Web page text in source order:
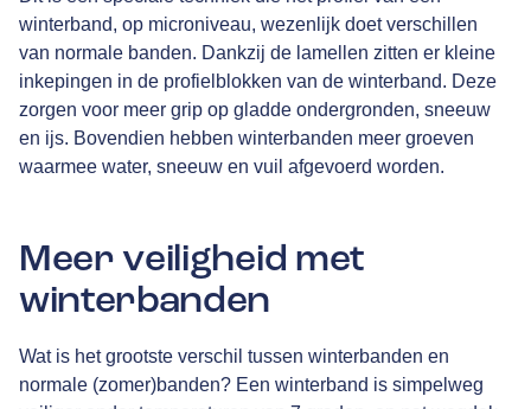
winterband, op microniveau, wezenlijk doet verschillen
van normale banden. Dankzij de lamellen zitten er kleine
inkepingen in de profielblokken van de winterband. Deze
zorgen voor meer grip op gladde ondergronden, sneeuw
en ijs. Bovendien hebben winterbanden meer groeven
waarmee water, sneeuw en vuil afgevoerd worden.
Meer veiligheid met
winterbanden
Wat is het grootste verschil tussen winterbanden en
normale (zomer)banden? Een winterband is simpelweg